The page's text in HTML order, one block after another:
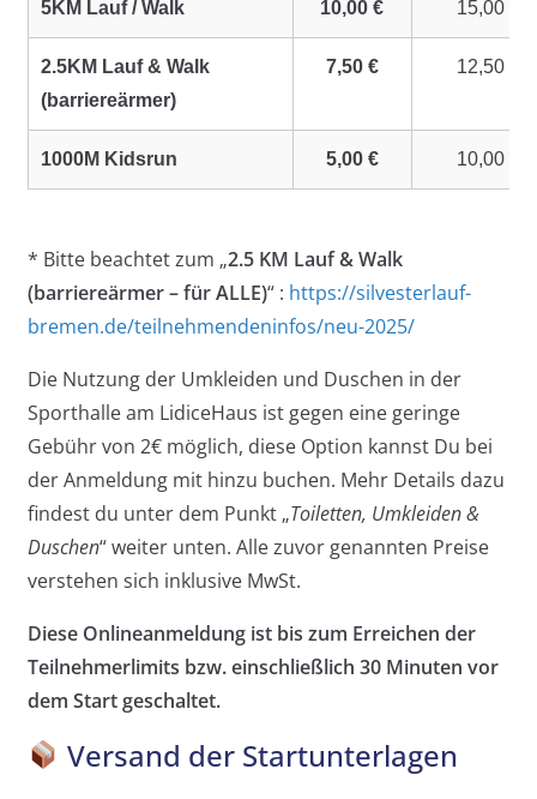
5KM Lauf / Walk 10,00 € 15,00 €
2.5KM Lauf & Walk
(barriereärmer)
7,50 € 12,50 €
1000M Kidsrun 5,00 € 10,00 €
* Bitte beachtet zum „2.5 KM Lauf & Walk
(barriereärmer – für ALLE)“ : https://silvesterlauf-
bremen.de/teilnehmendeninfos/neu-2025/
Die Nutzung der Umkleiden und Duschen in der
Sporthalle am LidiceHaus ist gegen eine geringe
Gebühr von 2€ möglich, diese Option kannst Du bei
der Anmeldung mit hinzu buchen. Mehr Details dazu
findest du unter dem Punkt „Toiletten, Umkleiden &
Duschen“ weiter unten. Alle zuvor genannten Preise
verstehen sich inklusive MwSt.
Diese Onlineanmeldung ist bis zum Erreichen der
Teilnehmerlimits bzw. einschließlich 30 Minuten vor
dem Start geschaltet.
Versand der Startunterlagen